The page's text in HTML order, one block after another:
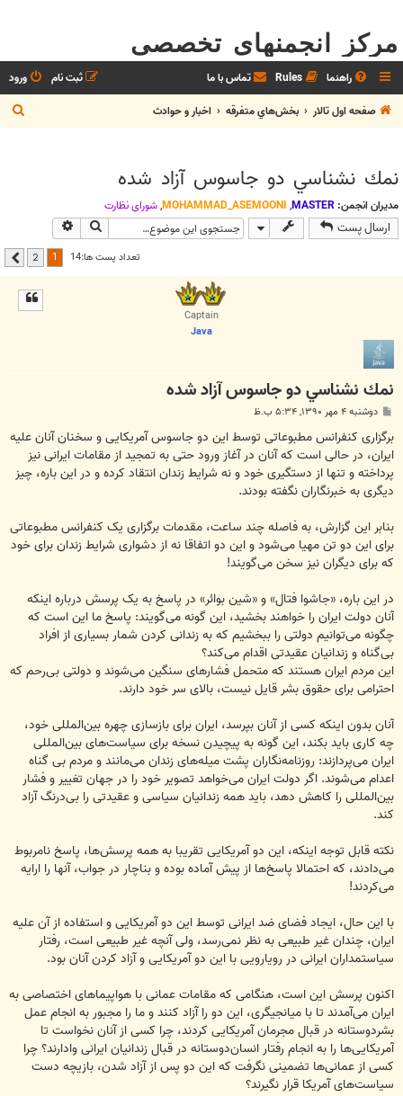
مرکز انجمنهای تخصصی
راهنما Rules تماس با ما ورود
ثبت نام
صفحه اول تالار
بخش‌‌هاي متفرقه اخبار و حوادث
ج
س
نمك نشناسي دو جاسوس آزاد شده
مدیران انجمن: MASTER
,
MOHAMMAD_ASEMOONI
,شوراي نظارت
ارسال پست جستجو
تعداد پست ها:14 2 بعدی
Captain
Java
نمك نشناسي دو جاسوس آزاد شده
پ
ت
دوشنبه ۴ مهر ۱۳۹۰, ۵:۳۴ ب.ظ
برگزاری کنفرانس مطبوعاتی توسط این دو جاسوس آمریکایی و سخنان آنان علیه
ایران، در حالی است که آنان در آغاز ورود حتی به تمجید از مقامات ایرانی نیز
پرداخته و تنها از دستگیری خود و نه شرایط زندان انتقاد کرده و در این باره، چیز
دیگری به خبرنگاران نگفته بودند.
بنابر این گزارش، به فاصله چند ساعت، مقدمات برگزاری یک کنفرانس مطبوعاتی
برای این دو تن مهیا می‌شود و این دو اتفاقا نه از دشواری شرایط زندان برای خود
که برای دیگران نیز سخن می‌گویند!
در این باره، «جاشوا فتال» و «شین بوائر» در پاسخ به یک پرسش درباره اینکه
آنان دولت ایران را خواهند بخشید، این گونه می‌گویند: پاسخ ما این است که‌
چگونه می‌توانیم دولتی را ببخشیم که به زندانی کردن شمار بسیاری از افراد
بی‌گناه و زندانیان عقیدتی اقدام می‌کند؟
این مردم ایران هستند که متحمل فشارهای سنگین می‌شوند و دولتی بی‌رحم که
احترامی برای حقوق بشر قایل نیست، بالای سر خود دارند.
آنان بدون اینکه کسی از آنان بپرسد، ایران برای بازسازی چهره بین‌المللی خود،
چه کاری باید بکند، این گونه به پیچیدن نسخه برای سیاست‌های بین‌المللی
ایران می‌پردازند: روزنامه‌نگاران پشت میله‌های زندان می‌مانند و مردم بی گناه
اعدام می‌شوند. اگر دولت ایران می‌خواهد تصویر خود را در جهان تغییر و فشار
بین‌المللی را کاهش دهد، باید همه زندانیان سیاسی و عقیدتی را بی‌درنگ آزاد
کند.
نکته قابل توجه اینکه، این دو آمریکایی تقریبا به همه پرسش‌ها، پاسخ‌ نامربوط
می‌دادند، که احتمالا پاسخ‌ها از پیش آماده بوده و بناچار در جواب، آنها را ارایه
می‌کردند!
با این حال، ایجاد فضای ضد ایرانی توسط این دو آمریکایی و استفاده از آن علیه
ایران، چندان غیر طبیعی به نظر نمی‌رسد، ولی آنچه غیر طبیعی است، رفتار
سیاستمداران ایرانی در رویارویی با این دو آمریکایی و آزاد کردن آنان بود.
اکنون پرسش این است، هنگامی که مقامات عمانی با هواپیماهای اختصاصی به
ایران می‌آمدند تا با میانجیگری، این دو را آزاد کنند و ما را مجبور به انجام عمل
بشردوستانه در قبال مجرمان آمریکایی کردند، چرا کسی از آنان نخواست تا
آمریکایی‌ها را به انجام رفتار انسان‌دوستانه در قبال زندانیان ایرانی وادارند؟ چرا
کسی از عمانی‌ها تضمینی نگرفت که این دو پس از آزاد شدن، بازیچه دست
سیاست‌های آمریکا قرار نگیرند؟